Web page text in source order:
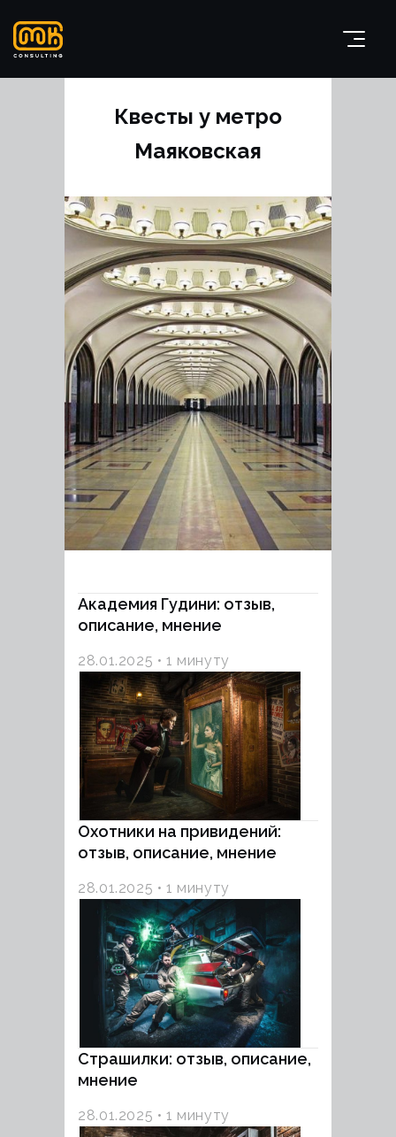
Квесты у метро
Маяковская
Академия Гудини: отзыв,
описание, мнение
28.01.2025 1 минуту
Охотники на привидений:
отзыв, описание, мнение
28.01.2025 1 минуту
Страшилки: отзыв, описание,
мнение
28.01.2025 1 минуту